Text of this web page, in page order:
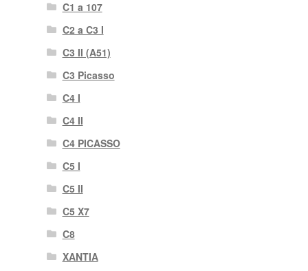
C1 a 107
C2 a C3 I
C3 II (A51)
C3 Picasso
C4 I
C4 II
C4 PICASSO
C5 I
C5 II
C5 X7
C8
XANTIA